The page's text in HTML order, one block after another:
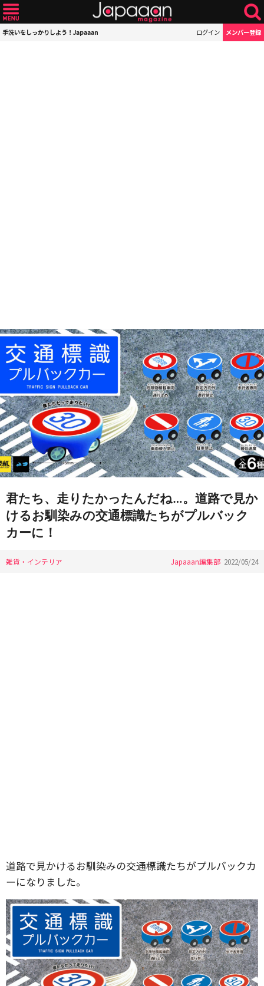
手洗いをしっかりしよう！Japaaan ログイン メンバー登録
君たち、走りたかったんだね…。道路で見か
けるお馴染みの交通標識たちがプルバック
カーに！
雑貨・インテリア Japaaan編集部 2022/05/24
道路で見かけるお馴染みの交通標識たちがプルバックカ
ーになりました。